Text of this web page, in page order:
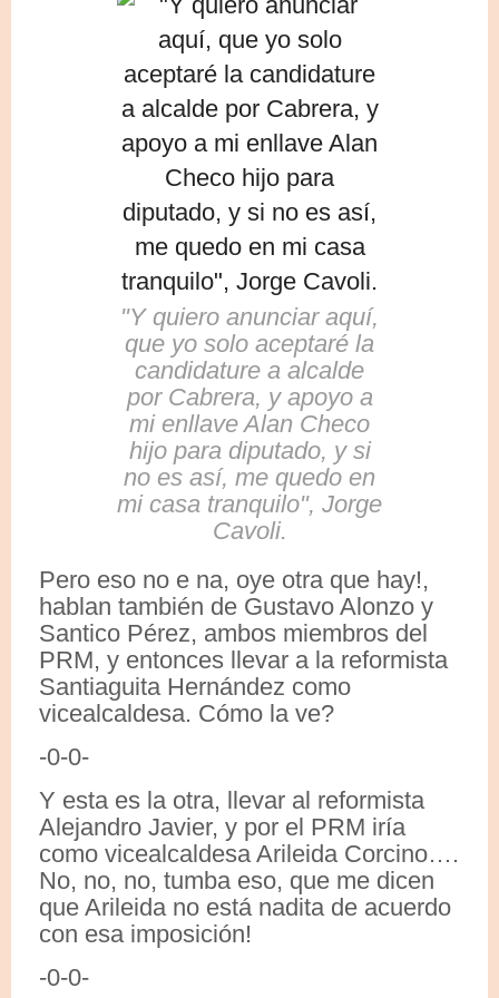
"Y quiero anunciar aquí,
que yo solo aceptaré la
candidature a alcalde
por Cabrera, y apoyo a
mi enllave Alan Checo
hijo para diputado, y si
no es así, me quedo en
mi casa tranquilo", Jorge
Cavoli.
Pero eso no e na, oye otra que hay!,
hablan también de Gustavo Alonzo y
Santico Pérez, ambos miembros del
PRM, y entonces llevar a la reformista
Santiaguita Hernández como
vicealcaldesa. Cómo la ve?
-0-0-
Y esta es la otra, llevar al reformista
Alejandro Javier, y por el PRM iría
como vicealcaldesa Arileida Corcino….
No, no, no, tumba eso, que me dicen
que Arileida no está nadita de acuerdo
con esa imposición!
-0-0-